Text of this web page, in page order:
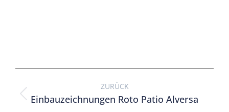
ZURÜCK
Einbauzeichnungen Roto Patio Alversa